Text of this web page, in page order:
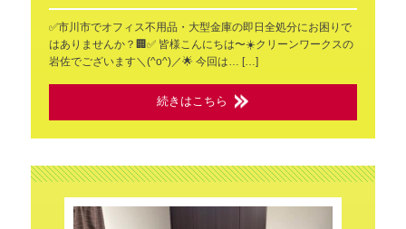
✅️市川市でオフィス不用品・大型金庫の即日全処分にお困りで
はありませんか？🏢✅️ 皆様こんにちは〜☀️クリーンワークスの
岩佐でございます＼(^o^)／🌟 今回は… […]
続きはこちら